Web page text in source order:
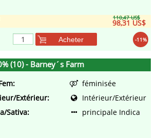
110,47 US$
98,31 US$
-11%
Acheter
(10) - Barney´s Farm
féminisée
Extérieur:
Intérieur/Extérieur
Sativa:
principale Indica